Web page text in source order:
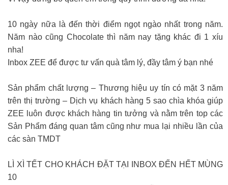
10 ngày nữa là đến thời điểm ngọt ngào nhất trong năm.
Năm nào cũng Chocolate thì năm nay tặng khác đi 1 xíu
nha!
Inbox ZEE để được tư vấn quà tâm lý, đầy tâm ý bạn nhé
Sản phẩm chất lượng – Thương hiệu uy tín có mặt 3 năm
trên thị trường – Dịch vụ khách hàng 5 sao chìa khóa giúp
ZEE luôn được khách hàng tin tưởng và nằm trên top các
Sản Phẩm đáng quan tâm cũng như mua lại nhiều lần của
các sàn TMDT
LÌ XÌ TẾT CHO KHÁCH ĐẶT TẠI INBOX ĐẾN HẾT MÙNG
10